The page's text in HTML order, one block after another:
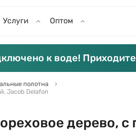
Услуги Оптом
к воде!
полотна
Jacob Delafon
дерево, с